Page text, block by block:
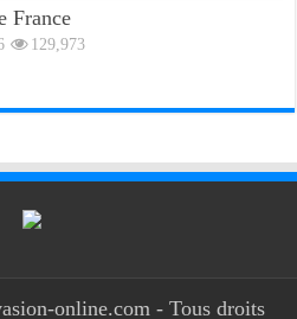
France
129,973
online.com - Tous droits